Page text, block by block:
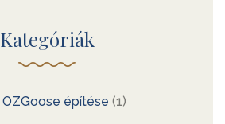
Kategóriák
építése (1)